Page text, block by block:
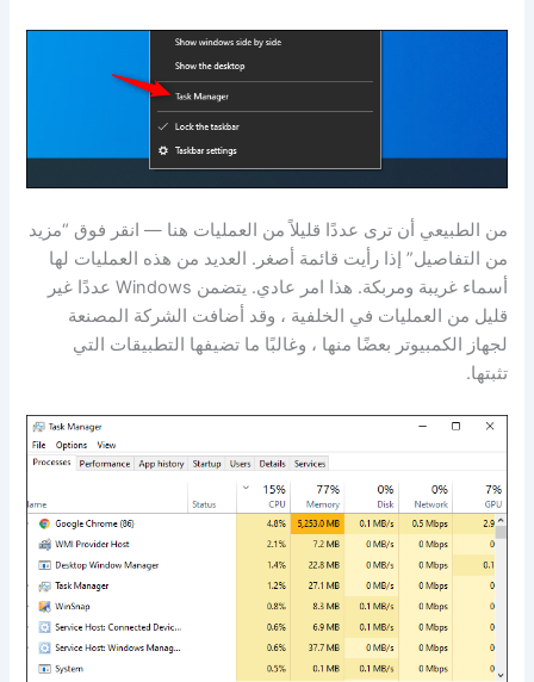
من الطبيعي أن ترى عددًا قليلاً من العمليات هنا — انقر فوق “مزيد
من التفاصيل” إذا رأيت قائمة أصغر. العديد من هذه العمليات لها
أسماء غريبة ومربكة. هذا امر عادي. يتضمن Windows عددًا غير
قليل من العمليات في الخلفية ، وقد أضافت الشركة المصنعة
لجهاز الكمبيوتر بعضًا منها ، وغالبًا ما تضيفها التطبيقات التي
تثبتها.